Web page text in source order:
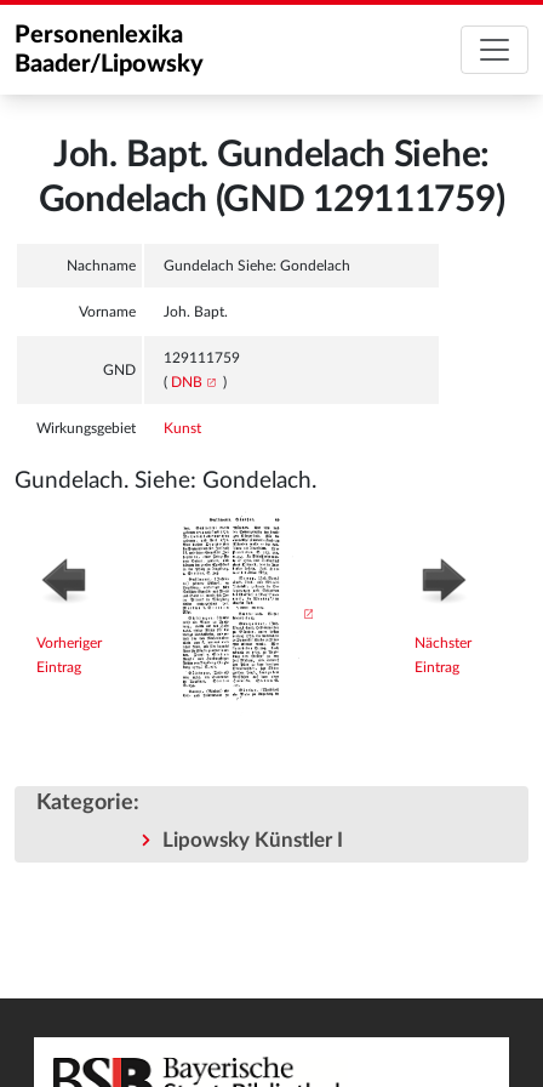
Personenlexika
Baader/Lipowsky
Joh. Bapt. Gundelach Siehe:
Gondelach (GND 129111759)
Nachname Gundelach Siehe: Gondelach
Vorname Joh. Bapt.
GND
129111759
( DNB )
Wirkungsgebiet Kunst
Gundelach. Siehe: Gondelach.
Vorheriger
Eintrag
Nächster
Eintrag
Kategorie:
Lipowsky Künstler I